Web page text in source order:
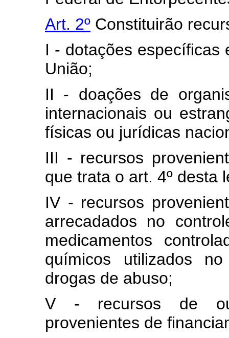
Art. 2º Constituirão
I - dotações específicas
União;
II - doações de
internacionais ou
físicas ou jurídicas
III - recursos
que trata o art. 4º desta
IV - recursos
arrecadados no
medicamentos
químicos utilizados
drogas de abuso;
V - recursos de
provenientes de